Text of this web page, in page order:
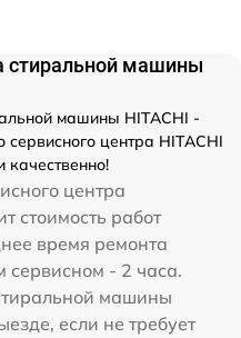
стиральной машины
машины HITACHI -
центра HITACHI
центра
стоимость работ
время ремонта
сервисном - 2 часа.
машины
если не требует